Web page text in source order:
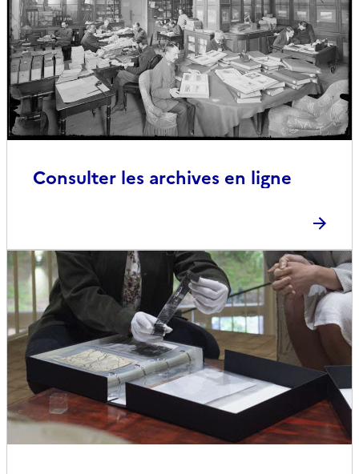
Consulter les archives en ligne